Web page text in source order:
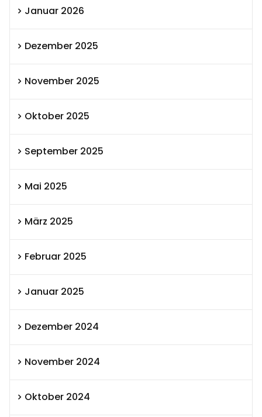
Januar 2026
Dezember 2025
November 2025
Oktober 2025
September 2025
Mai 2025
März 2025
Februar 2025
Januar 2025
Dezember 2024
November 2024
Oktober 2024